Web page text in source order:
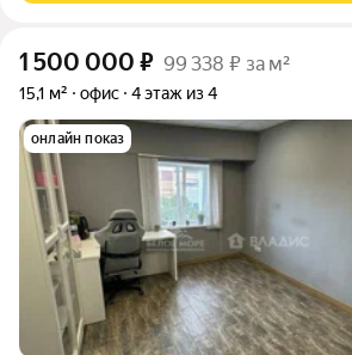
1 500 000 ₽ 99 338 ₽ за м²
15,1 м² офис 4 этаж из 4
онлайн показ